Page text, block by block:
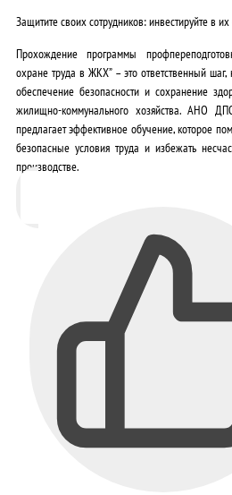
Защитите своих сотрудников: инвестируйте в
Прохождение программы
охране труда в ЖКХ” – это ответственный
обеспечение безопасности и сохранение
жилищно-коммунального хозяйства. АНО
предлагает эффективное обучение, которое
безопасные условия труда и избежать
производстве.